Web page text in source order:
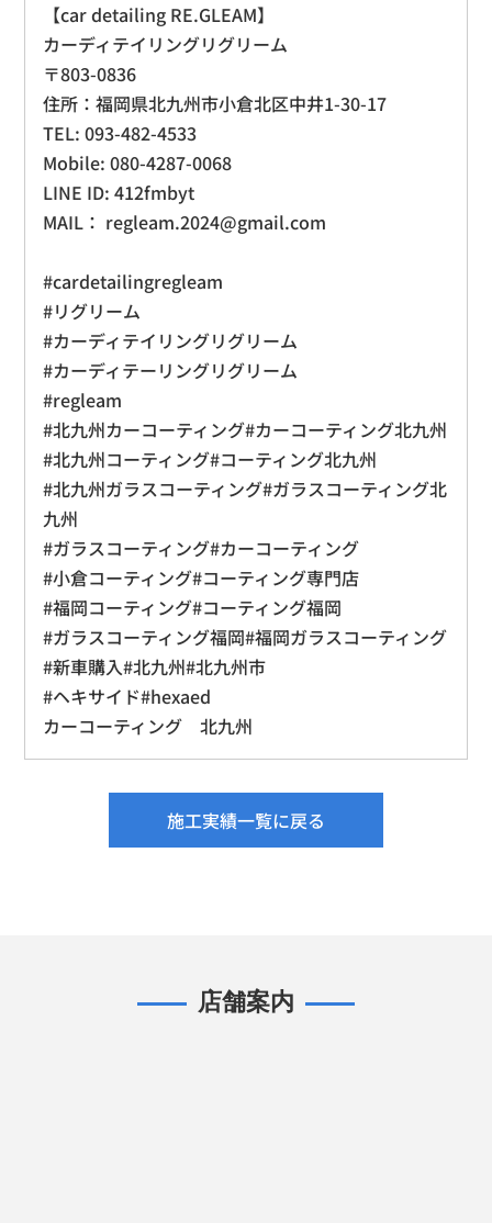
【car detailing RE.GLEAM】
カーディテイリングリグリーム
〒803-0836
住所：福岡県北九州市小倉北区中井1-30-17
TEL: 093-482-4533
Mobile: 080-4287-0068
LINE ID: 412fmbyt
MAIL： regleam.2024@gmail.com
#cardetailingregleam
#リグリーム
#カーディテイリングリグリーム
#カーディテーリングリグリーム
#regleam
#北九州カーコーティング#カーコーティング北九州
#北九州コーティング#コーティング北九州
#北九州ガラスコーティング#ガラスコーティング北
九州
#ガラスコーティング#カーコーティング
#小倉コーティング#コーティング専門店
#福岡コーティング#コーティング福岡
#ガラスコーティング福岡#福岡ガラスコーティング
#新車購入#北九州#北九州市
#ヘキサイド#hexaed
カーコーティング 北九州
施工実績一覧に戻る
店舗案内